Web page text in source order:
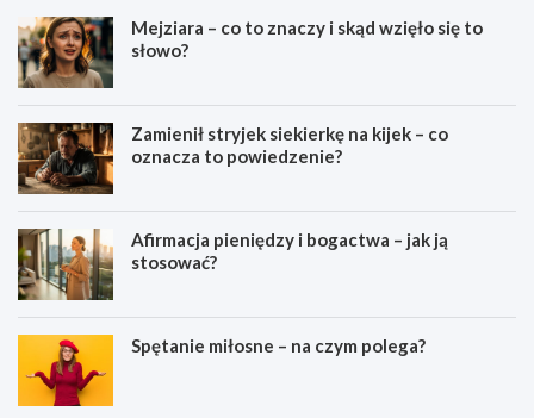
Mejziara – co to znaczy i skąd wzięło się to
słowo?
Zamienił stryjek siekierkę na kijek – co
oznacza to powiedzenie?
Afirmacja pieniędzy i bogactwa – jak ją
stosować?
Spętanie miłosne – na czym polega?